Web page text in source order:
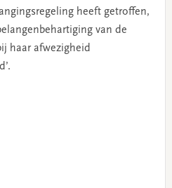
heeft getroffen,
van de
haar afwezigheid